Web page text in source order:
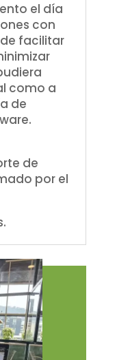
el día
con
facilitar
como a
de
de
por el